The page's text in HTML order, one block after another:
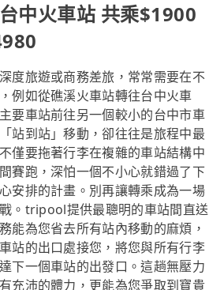
中火車站 共乘$1900
度旅遊或商務差旅，常常需要在不
例如從礁溪火車站轉往台中火車
要車站前往另一個較小的台中市車
站到站」移動，卻往往是旅程中最
僅要拖著行李在複雜的車站結構中
賽跑，深怕一個不小心就錯過了下
安排的計畫。別再讓轉乘成為一場
。tripool提供最聰明的車站間直送
能為您省去所有站內移動的麻煩，
站的出口處接您，將您與所有行李
下一個車站的出發口。這趟無壓力
充沛的體力，更能為您爭取到寶貴